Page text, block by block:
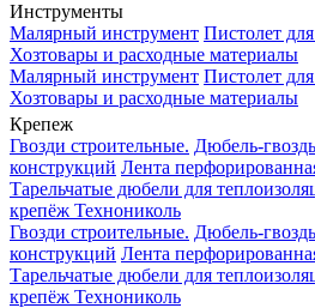
Инструменты
Малярный инструмент Пистолет
Хозтовары и расходные материалы
Малярный инструмент Пистолет
Хозтовары и расходные материалы
Крепеж
Гвозди строительные. Дюбель-гвоздь
конструкций Лента
Тарельчатые дюбели для
крепёж Технониколь
Гвозди строительные. Дюбель-гвоздь
конструкций Лента
Тарельчатые дюбели для
крепёж Технониколь